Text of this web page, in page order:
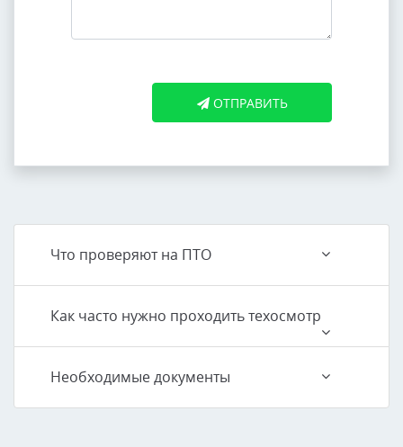
ОТПРАВИТЬ
Что проверяют на ПТО
Как часто нужно проходить техосмотр
Необходимые документы